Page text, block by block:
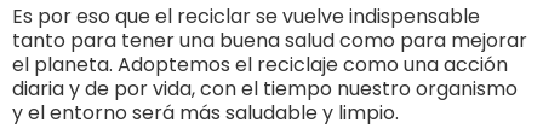
Es por eso que el reciclar se vuelve indispensable
tanto para tener una buena salud como para mejorar
el planeta. Adoptemos el reciclaje como una acción
diaria y de por vida, con el tiempo nuestro organismo
y el entorno será más saludable y limpio.